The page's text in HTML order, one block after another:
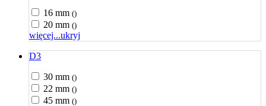
16 mm ()
20 mm ()
więcej...ukryj
D3
30 mm ()
22 mm ()
45 mm ()